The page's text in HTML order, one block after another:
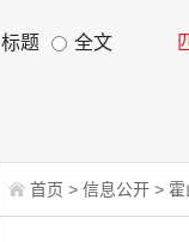
标题 全文
首页 > 信息公开 >